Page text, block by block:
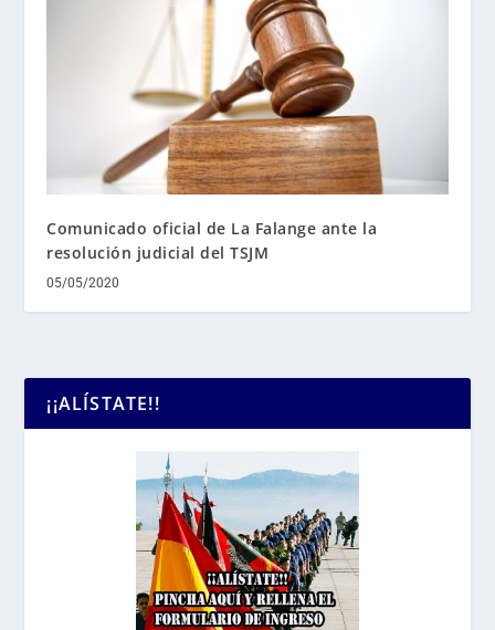
Comunicado oficial de La Falange ante la
resolución judicial del TSJM
05/05/2020
¡¡ALÍSTATE!!